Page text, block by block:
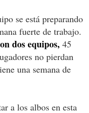
se está preparando
fuerte de trabajo.
dos equipos, 45
no pierdan
una semana de
a los albos en esta